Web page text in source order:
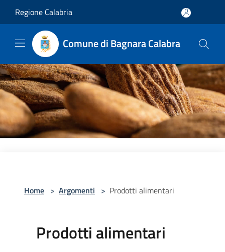
Regione Calabria
Comune di Bagnara Calabra
Home > Argomenti > Prodotti alimentari
Prodotti alimentari